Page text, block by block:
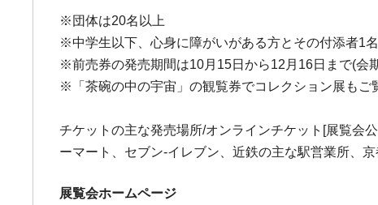
※団体は20名以上
※中学生以下、心身に障がいがある方とその付添者1
※前売券の発売期間は10月15日から12月16日まで(会
※「茶碗の中の宇宙」の観覧券でコレクション展もご
チケットの主な発売場所/オンラインチケット[展覧会
ーマート、セブン-イレブン、近鉄の主な駅営業所、
展覧会ホームページ